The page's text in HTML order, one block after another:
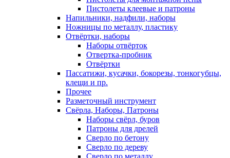
Пистолеты клеевые и патроны
Напильники, надфили, наборы
Ножницы по металлу, пластику
Отвёртки, наборы
Наборы отвёрток
Отвертка-пробник
Отвёртки
Пассатижи, кусачки, бокорезы, тонкогубцы,
клещи и пр.
Прочее
Разметочный инструмент
Свёрла, Наборы, Патроны
Наборы свёрл, буров
Патроны для дрелей
Сверло по бетону
Сверло по дереву